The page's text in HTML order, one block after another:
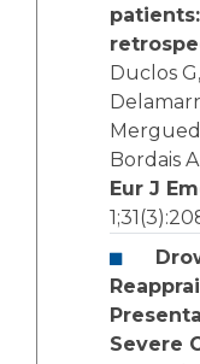
Duclos G,
Bordais
Eur J
Severe